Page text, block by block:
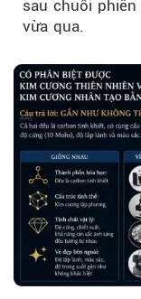
sau chuỗi
vừa qua.